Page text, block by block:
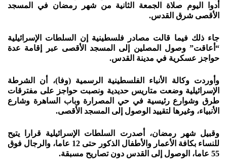
أدوا اليوم صلاة الجمعة الثانية من شهر رمضان في المسجد
الأقصى شرق القدس.
جاء ذلك فيما قالت مصادر فلسطينية إن السلطات الإسرائيلية
“أعاقت” وصول المصلين إلى المسجد الأقصى عبر إقامة عدة
حواجز عسكرية في مدينة القدس.
وأوردت وكالة الأنباء الفلسطينية الرسمية (وفا)، أن الشرطة
الإسرائيلية وضعت متاريس حديدية ونصبت حواجز على مفترقات
طرق وشوارع رئيسية في حي المصرارة وباب الساهرة وشارع
الأنبياء، وغيرها لتقييد الوصول إلى المسجد الأقصى.
وقبيل شهر رمضان، أصدرت السلطات الإسرائيلية قرارا يتيح
للنساء بكافة الأعمار والأطفال الذكور حتى 12 عاما، والرجال فوق
55 عاما، الوصول إلى القدس دون تصاريح مسبقة.